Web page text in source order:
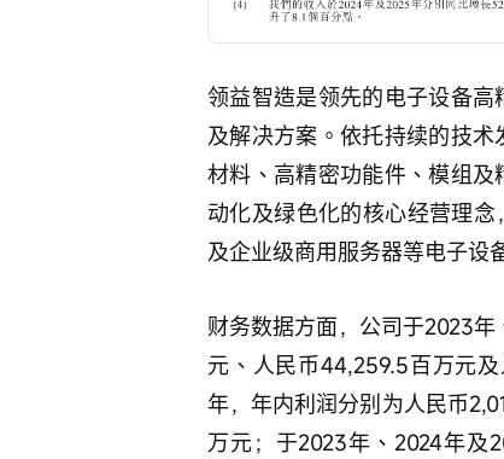
领益智造是领先的电子设备
及解决方案。依托持续的技
材料、高精密功能件、模组
动化及绿色化的核心经营理
及企业级商用服务器等电子设
财务数据方面，公司于2023
元、人民币44,259.5百万元
年，年内利润分别为人民币
万元；于2023年、2024年及